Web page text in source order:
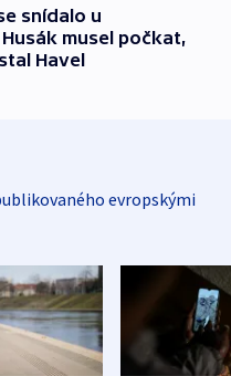
snídalo u
musel počkat,
Havel
evropskými